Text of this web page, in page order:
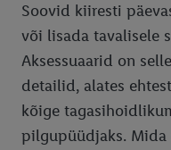
Soovid kiiresti
või lisada tavalisele
Aksessuaarid on
detailid, alates
kõige
pilgupüüdjaks. Mida